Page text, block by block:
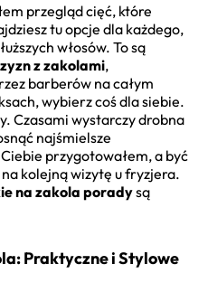
przegląd cięć, które
tu opcje dla każdego,
włosów. To są
z zakolami,
barberów na całym
wybierz coś dla siebie.
Czasami wystarczy drobna
najśmielsze
przygotowałem, a być
kolejną wizytę u fryzjera.
na zakola poradysą
Praktyczne i Stylowe